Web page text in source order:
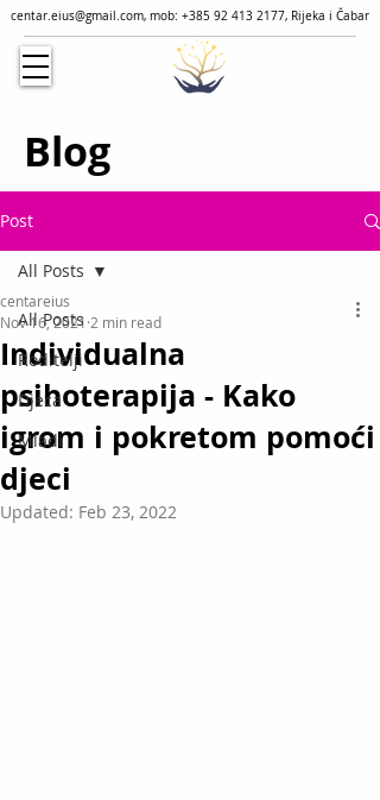
centar.eius@gmail.com, mob: +385 92 413 2177, Rijeka i Čabar
Blog
Post
All Posts
Roditelji
Djeca
Mladi
All Posts
Individualna
psihoterapija - Kako
igrom i pokretom pomoći
djeci
centareius
Nov 16, 2021 2 min read
Updated: Feb 23, 2022